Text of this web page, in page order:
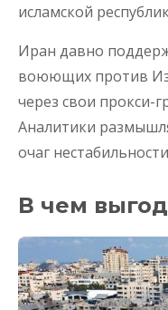
исламской
Иран давно
воюющих против
через свои прокси-
Аналитики
очаг
В чем